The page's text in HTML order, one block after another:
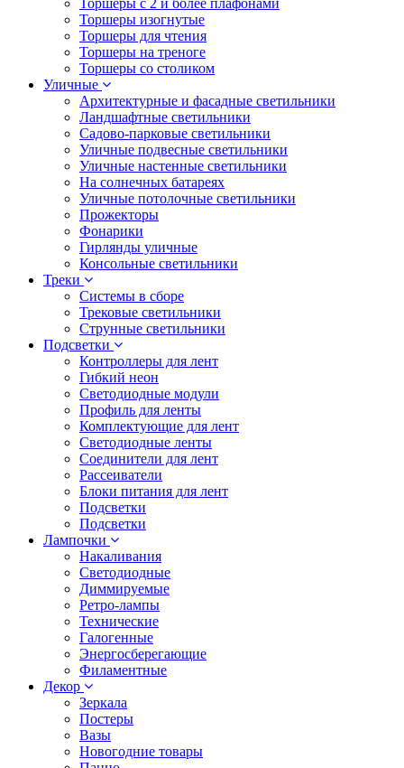
Торшеры с 2 и более плафонами
Торшеры изогнутые
Торшеры для чтения
Торшеры на треноге
Торшеры со столиком
Уличные
Архитектурные и фасадные светильники
Ландшафтные светильники
Садово-парковые светильники
Уличные подвесные светильники
Уличные настенные светильники
На солнечных батареях
Уличные потолочные светильники
Прожекторы
Фонарики
Гирлянды уличные
Консольные светильники
Треки
Системы в сборе
Трековые светильники
Струнные светильники
Подсветки
Контроллеры для лент
Гибкий неон
Светодиодные модули
Профиль для ленты
Комплектующие для лент
Светодиодные ленты
Соединители для лент
Рассеиватели
Блоки питания для лент
Подсветки
Подсветки
Лампочки
Накаливания
Светодиодные
Диммируемые
Ретро-лампы
Технические
Галогенные
Энергосберегающие
Филаментные
Декор
Зеркала
Постеры
Вазы
Новогодние товары